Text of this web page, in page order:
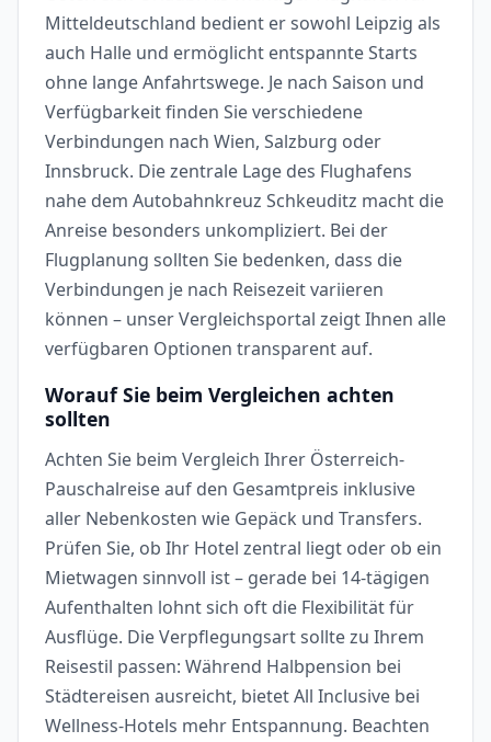
Mitteldeutschland bedient er sowohl Leipzig als
auch Halle und ermöglicht entspannte Starts
ohne lange Anfahrtswege. Je nach Saison und
Verfügbarkeit finden Sie verschiedene
Verbindungen nach Wien, Salzburg oder
Innsbruck. Die zentrale Lage des Flughafens
nahe dem Autobahnkreuz Schkeuditz macht die
Anreise besonders unkompliziert. Bei der
Flugplanung sollten Sie bedenken, dass die
Verbindungen je nach Reisezeit variieren
können – unser Vergleichsportal zeigt Ihnen alle
verfügbaren Optionen transparent auf.
Worauf Sie beim Vergleichen achten
sollten
Achten Sie beim Vergleich Ihrer Österreich-
Pauschalreise auf den Gesamtpreis inklusive
aller Nebenkosten wie Gepäck und Transfers.
Prüfen Sie, ob Ihr Hotel zentral liegt oder ob ein
Mietwagen sinnvoll ist – gerade bei 14-tägigen
Aufenthalten lohnt sich oft die Flexibilität für
Ausflüge. Die Verpflegungsart sollte zu Ihrem
Reisestil passen: Während Halbpension bei
Städtereisen ausreicht, bietet All Inclusive bei
Wellness-Hotels mehr Entspannung. Beachten